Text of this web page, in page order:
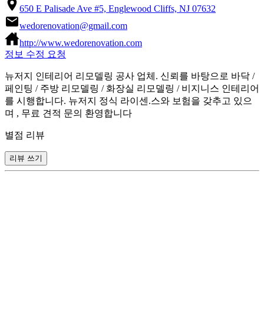
650 E Palisade Ave #5, Englewood Cliffs, NJ 07632
wedorenovation@gmail.com
http://www.wedorenovation.com
정보 수정 요청
뉴저지 인테리어 리모델링 공사 업체. 신뢰를 바탕으로 바닥 /
페인팅 / 주방 리모델링 / 화장실 리모델링 / 비지니스 인테리어
를 시행합니다. 뉴저지 정식 라이센.스와 보험을 갖추고 있으
며 , 무료 견적 문의 환영합니다
별점 리뷰
리뷰 쓰기